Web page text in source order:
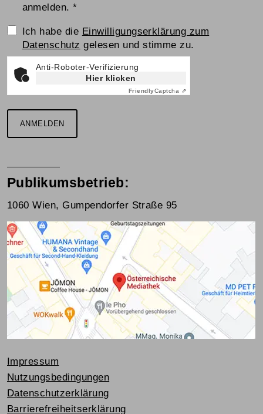
anmelden.*
Einwilligungserklärung
Ich habe die Einwilligungserklärung zum
Datenschutz gelesen und stimme zu.
Anti-Roboter-Verifizierung
Hier klicken
FriendlyCaptcha ⇗
ANMELDEN
Publikumsbetrieb:
1060 Wien, Gumpendorfer Straße 95
Impressum
Nutzungsbedingungen
Datenschutzerklärung
Barrierefreiheitserklärung